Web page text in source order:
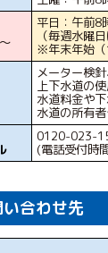
平日：午前8
（毎週水曜
※年末年始（
メーター検
上下水道の
水道料金や
水道の所有
0120-023-
(電話受付時
合わせ先